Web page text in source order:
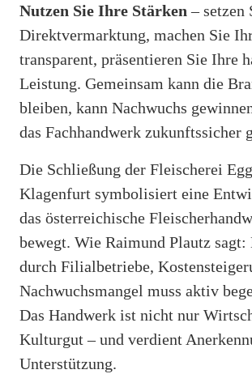
Nutzen Sie Ihre Stärken – setzen
Direktvermarktung, machen Sie
transparent, präsentieren Sie Ihre
Leistung. Gemeinsam kann die
bleiben, kann Nachwuchs
das Fachhandwerk zukunftssicher
Die Schließung der Fleischerei
Klagenfurt symbolisiert eine
das österreichische
bewegt. Wie Raimund Plautz
durch Filialbetriebe,
Nachwuchsmangel muss aktiv
Das Handwerk ist nicht nur
Kulturgut – und verdient
Unterstützung.